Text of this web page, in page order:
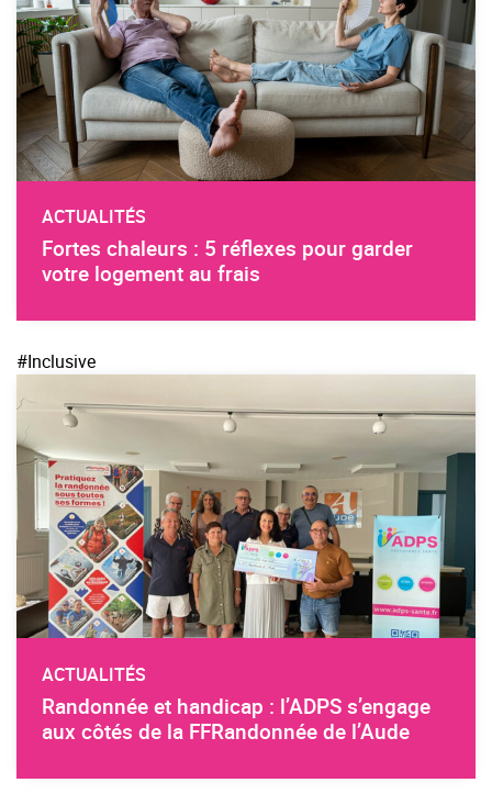
ACTUALITÉS
Fortes chaleurs : 5 réflexes pour garder
votre logement au frais
#Inclusive
ACTUALITÉS
Randonnée et handicap : l’ADPS s’engage
aux côtés de la FFRandonnée de l’Aude